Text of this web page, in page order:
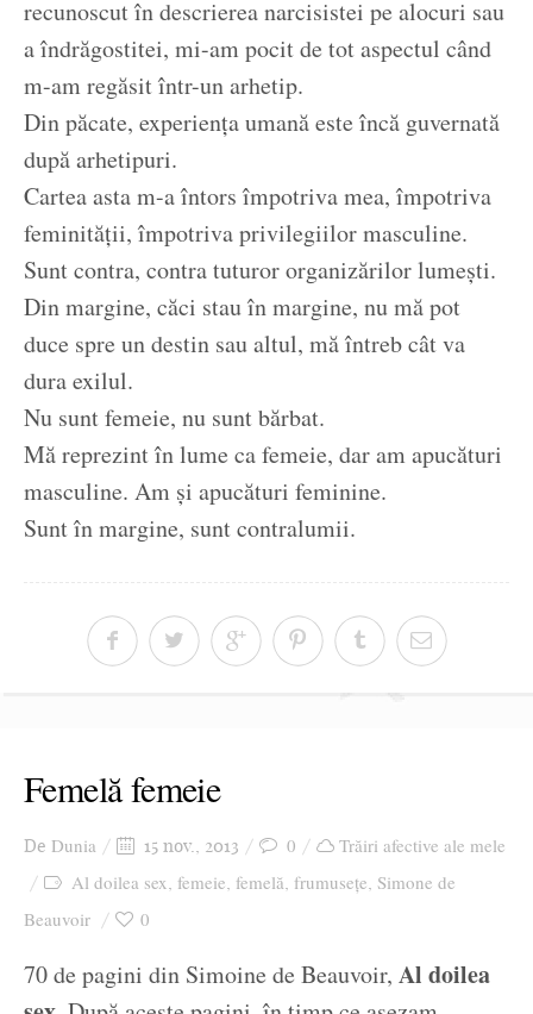
recunoscut în descrierea narcisistei pe alocuri sau
a îndrăgostitei, mi-am pocit de tot aspectul când
m-am regăsit într-un arhetip.
Din păcate, experiența umană este încă guvernată
după arhetipuri.
Cartea asta m-a întors împotriva mea, împotriva
feminității, împotriva privilegiilor masculine.
Sunt contra, contra tuturor organizărilor lumești.
Din margine, căci stau în margine, nu mă pot
duce spre un destin sau altul, mă întreb cât va
dura exilul.
Nu sunt femeie, nu sunt bărbat.
Mă reprezint în lume ca femeie, dar am apucături
masculine. Am și apucături feminine.
Sunt în margine, sunt contralumii.
Femelă femeie
De Dunia 15 nov., 2013 0
Trăiri afective ale mele
Al doilea sex, femeie, femelă, frumusețe, Simone de
Beauvoir
0
70 de pagini din Simoine de Beauvoir, Al doilea